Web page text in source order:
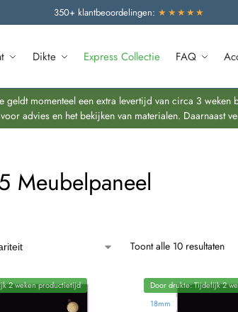
350+ klantbeoordelingen: ★★★★★
Dikte Express Collectie FAQ
geldt momenteel een extra levertijd van circa 3 weken
advies en het bekijken van materialen. Daarnaast
Meubelpaneel
Toont alle 10 resultaten
2 weken productietijd
Door drukte: Tijdelijk 2
18mm